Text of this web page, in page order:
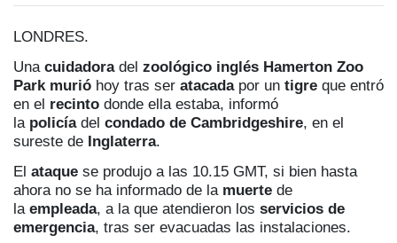
LONDRES.
Una cuidadora del zoológico inglés Hamerton Zoo
Park murió hoy tras ser atacadapor un tigre que entró
en el recinto donde ella estaba, informó
la policíadel condado de Cambridgeshire, en el
sureste de Inglaterra.
El ataque se produjo a las 10.15 GMT, si bien hasta
ahora no se ha informado de la muerte de
la empleada, a la que atendieron los servicios de
emergencia, tras ser evacuadas las instalaciones.